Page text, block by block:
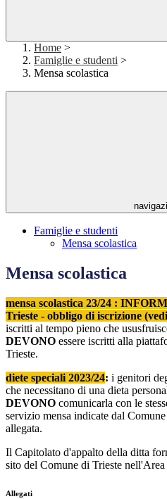
Home >
Famiglie e studenti >
Mensa scolastica
Famiglie e studenti
Mensa scolastica
Mensa scolastica
mensa scolastica 23/24 :
Trieste - obbligo di iscrizione
iscritti al tempo pieno che
DEVONO essere iscritti alla
Trieste.
diete speciali 2023/24: i genitori
che necessitano di una dieta
DEVONO comunicarla con le
servizio mensa indicate dal
allegata.
Il Capitolato d'appalto della ditta
sito del Comune di Trieste
Allegati